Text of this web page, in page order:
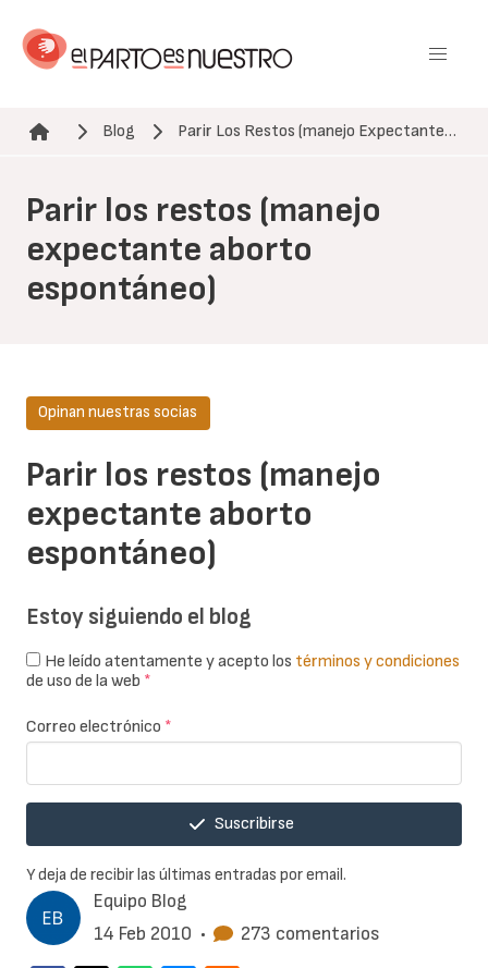
contenido
Ruta de navegación
Blog Parir Los Restos (manejo Expectante…
Parir los restos (manejo
expectante aborto
espontáneo)
Equipo Blog
14 Feb 2010 • 273 comentarios
Parir los restos (manejo
expectante aborto
espontáneo)
Opinan nuestras socias
Estoy siguiendo el blog
He leído atentamente y acepto los términos y condiciones
de uso de la web *
Correo electrónico *
Suscribirse
Y deja de recibir las últimas entradas por email.